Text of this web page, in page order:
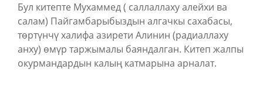
Бул китепте Мухаммед ( саллаллаху алейхи ва
салам) Пайгамбарыбыздын алгачкы сахабасы,
төртүнчү халифа азирети Алинин (радиаллаху
анху) өмүр таржымалы баяндалган. Китеп жалпы
окурмандардын калың катмарына арналат.